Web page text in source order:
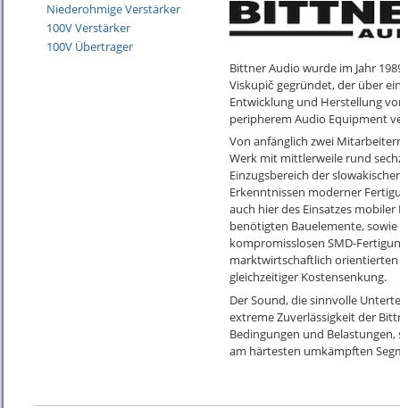
Niederohmige Verstärker
100V Verstärker
100V Übertrager
Bittner Audio wurde im Jahr
Viskupič gegründet, der über
Entwicklung und Herstellung
peripherem Audio Equipment
Von anfänglich zwei
Werk mit mittlerweile rund
Einzugsbereich der
Erkenntnissen moderner
auch hier des Einsatzes
benötigten Bauelemente,
kompromisslosen SMD-
marktwirtschaftlich
gleichzeitiger Kostensenkung.
Der Sound, die sinnvolle
extreme Zuverlässigkeit der
Bedingungen und
am härtesten umkämpften